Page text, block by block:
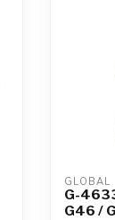
GLOBAL
G-
G46 /